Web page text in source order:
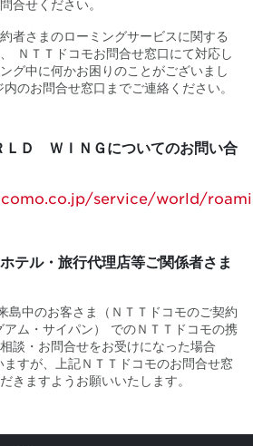
合せください。
者さまのローミングサービスに関する
ＮＴＴドコモお問合せ窓口にて対応し
グ中に何かお困りのことがございまし
のお問合せ窓口までご連絡ください。
ＬＤ ＷＩＮＧについてのお問い合
service/world/
テル・旅行代理店等ご関係者さま
島中のお客さま（ＮＴＴドコモのご契約
ム・サイパン） でのＮＴＴドコモの携
談・お問合せをお受けになった場合
すが、上記ＮＴＴドコモのお問合せ窓
きますようお願いいたします。